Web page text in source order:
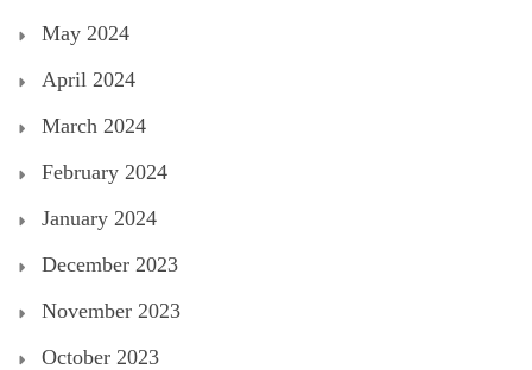
May 2024
April 2024
March 2024
February 2024
January 2024
December 2023
November 2023
October 2023